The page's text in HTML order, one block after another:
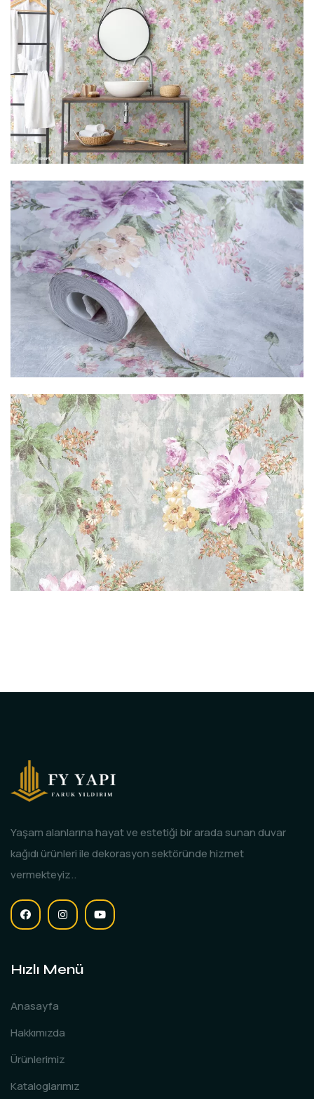
Yaşam alanlarına hayat ve estetiği bir arada sunan duvar
kağıdı ürünleri ile dekorasyon sektöründe hizmet
vermekteyiz..
Hızlı Menü
Anasayfa
Hakkımızda
Ürünlerimiz
Kataloglarımız